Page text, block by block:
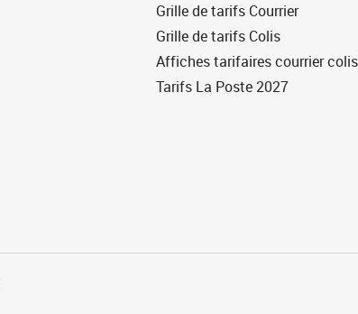
Grille de tarifs Courrier
Grille de tarifs Colis
Affiches tarifaires courrier colis
Tarifs La Poste 2027